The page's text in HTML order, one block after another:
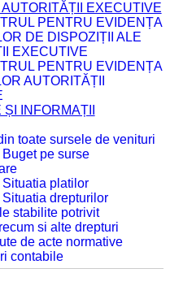
EXECUTIVE
PENTRU EVIDENȚA
DE DISPOZIȚII ALE
EXECUTIVE
PENTRU EVIDENȚA
AUTORITĂȚII
INFORMAȚII
toate sursele de venituri
pe surse
Situatia platilor
Situatia drepturilor
stabilite potrivit
si alte drepturi
de acte normative
contabile